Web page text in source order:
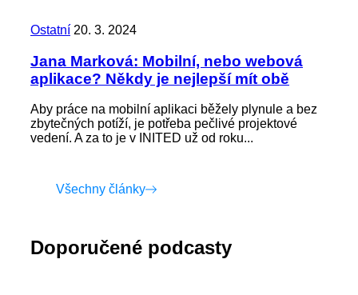
Ostatní 20. 3. 2024
Jana Marková: Mobilní, nebo webová
aplikace? Někdy je nejlepší mít obě
Aby práce na mobilní aplikaci běžely plynule a bez
zbytečných potíží, je potřeba pečlivé projektové
vedení. A za to je v INITED už od roku...
Všechny články
Doporučené podcasty